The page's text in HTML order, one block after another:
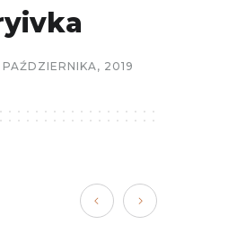
PAŹDZIERNIKA, 2019